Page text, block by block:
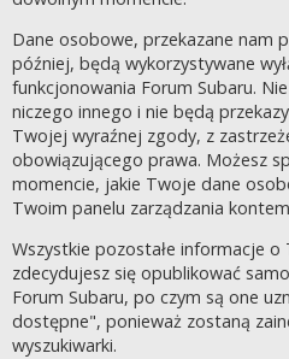
Dane osobowe, przekazane nam
później, będą wykorzystywane
funkcjonowania Forum Subaru.
niczego innego i nie będą
Twojej wyraźnej zgody, z
obowiązującego prawa. Możesz
momencie, jakie Twoje dane
Twoim panelu zarządzania
Wszystkie pozostałe informacje
zdecydujesz się opublikować
Forum Subaru, po czym są one
dostępne", ponieważ zostaną
wyszukiwarki.